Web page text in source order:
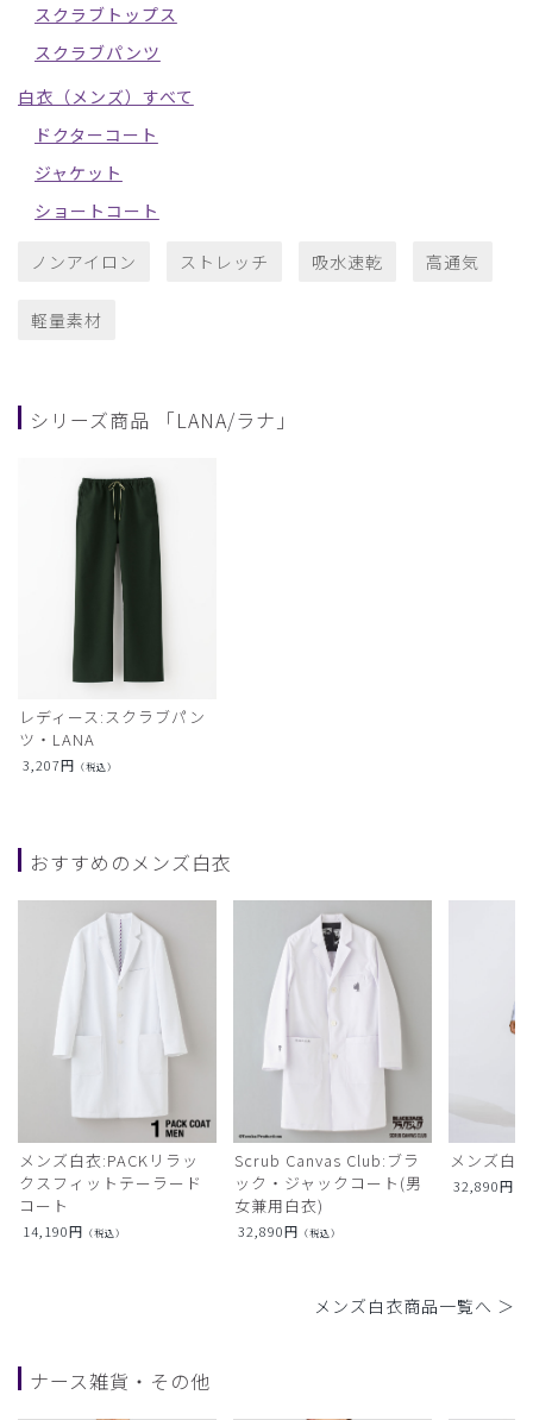
スクラブトップス
スクラブパンツ
白衣（メンズ）すべて
ドクターコート
ジャケット
ショートコート
ノンアイロン ストレッチ 吸水速乾 高通気
軽量素材
シリーズ商品 「LANA/ラナ」
レディース:スクラブパン
ツ・LANA
3,207円 （税込）
おすすめのメンズ白衣
メンズ白衣:PACKリラッ
クスフィットテーラード
コート
14,190円 （税込）
Scrub Canvas Club:ブラ
ック・ジャックコート(男
女兼用白衣)
32,890円 （税込）
メンズ白
32,890円
メンズ白衣商品一覧へ ＞
ナース雑貨・その他